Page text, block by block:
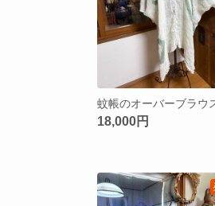
蚊帳のオーバーブラウ
18,000円